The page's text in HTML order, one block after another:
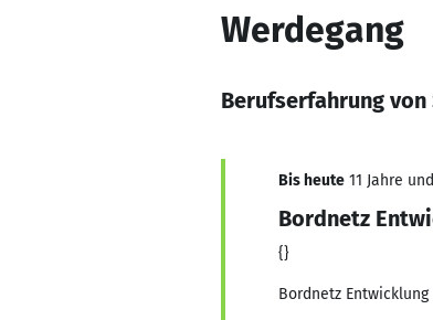
Werdegang
Berufserfahrung
Bis heute 11 Jahre
Bordnetz
{}
Bordnetz Entwicklung